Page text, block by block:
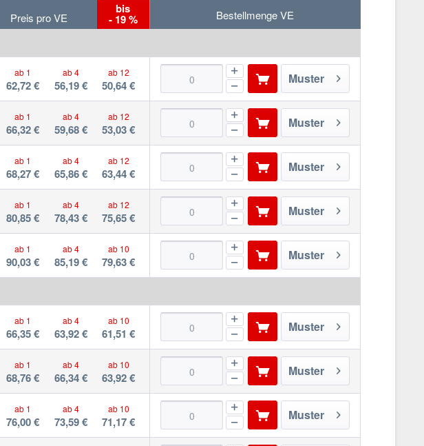
Preis pro VE
bis
- 19 % Bestellmenge VE
ab 1
62,72 €
ab 4
56,19 €
ab 12
50,64 € Muster
ab 1
66,32 €
ab 4
59,68 €
ab 12
53,03 € Muster
ab 1
68,27 €
ab 4
65,86 €
ab 12
63,44 € Muster
ab 1
80,85 €
ab 4
78,43 €
ab 12
75,65 € Muster
ab 1
90,03 €
ab 4
85,19 €
ab 10
79,63 € Muster
ab 1
66,35 €
ab 4
63,92 €
ab 10
61,51 € Muster
ab 1
68,76 €
ab 4
66,34 €
ab 10
63,92 € Muster
ab 1
76,00 €
ab 4
73,59 €
ab 10
71,17 € Muster